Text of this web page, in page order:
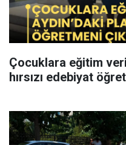
Çocuklara eğitim veriyormuş!
hırsızı edebiyat